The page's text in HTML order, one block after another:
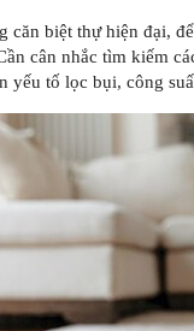
căn biệt thự hiện đại,
cân nhắc tìm kiếm
yếu tố lọc bụi, công